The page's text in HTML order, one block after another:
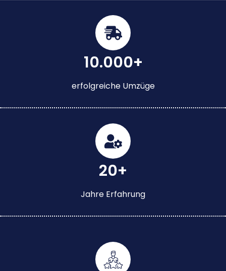
10.000+
erfolgreiche Umzüge
20+
Jahre Erfahrung